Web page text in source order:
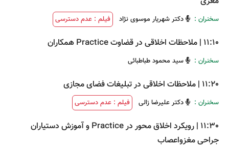
سخنران : دکتر شهریار موسوی نژاد فیلم : عدم دسترسی
11:10
| ملاحظات اخلاقی در قضاوت Practice همکاران
سخنران : سید محمود طباطبائی
11:20
| ملاحظات اخلاقی در تبلیغات فضای مجازی
سخنران : دکتر علیرضا زالی فیلم : عدم دسترسی
11:30
|
رویکرد اخلاق محور در Practice و آموزش دستیاران
جراحی مغزواعصاب